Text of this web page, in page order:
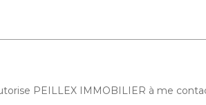
PEILLEX IMMOBILIER à me